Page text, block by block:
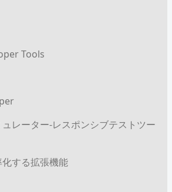
Tools
レーター-レスポンシブテストツー
する拡張機能